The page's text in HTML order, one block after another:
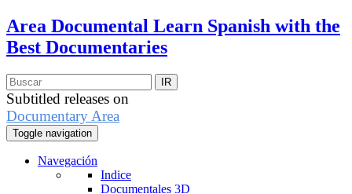
Area Documental Learn Spanish with the
Best Documentaries
Subtitled releases on
Documentary Area
Toggle navigation
Navegación
Indice
Documentales 3D